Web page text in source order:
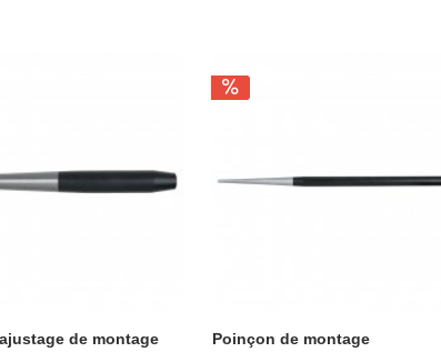
de montage Poinçon de montage